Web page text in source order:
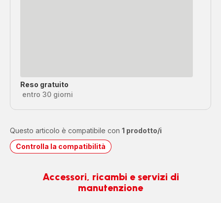
Reso gratuito
entro 30 giorni
Questo articolo è compatibile con 1 prodotto/i
Controlla la compatibilità
Accessori, ricambi e servizi di
manutenzione